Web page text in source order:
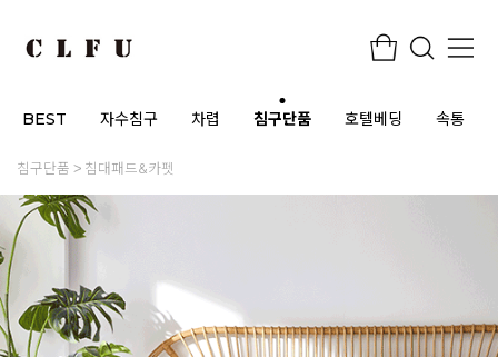
BEST 자수침구 차렵 침구단품 호텔베딩 속통
침구단품 침대패드&카펫